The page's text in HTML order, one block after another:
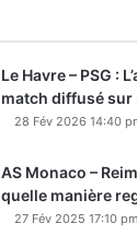
Le Havre – PSG :
match diffusé sur
28 Fév 2026 14:40
AS Monaco –
quelle manière
27 Fév 2025 17:10 pm